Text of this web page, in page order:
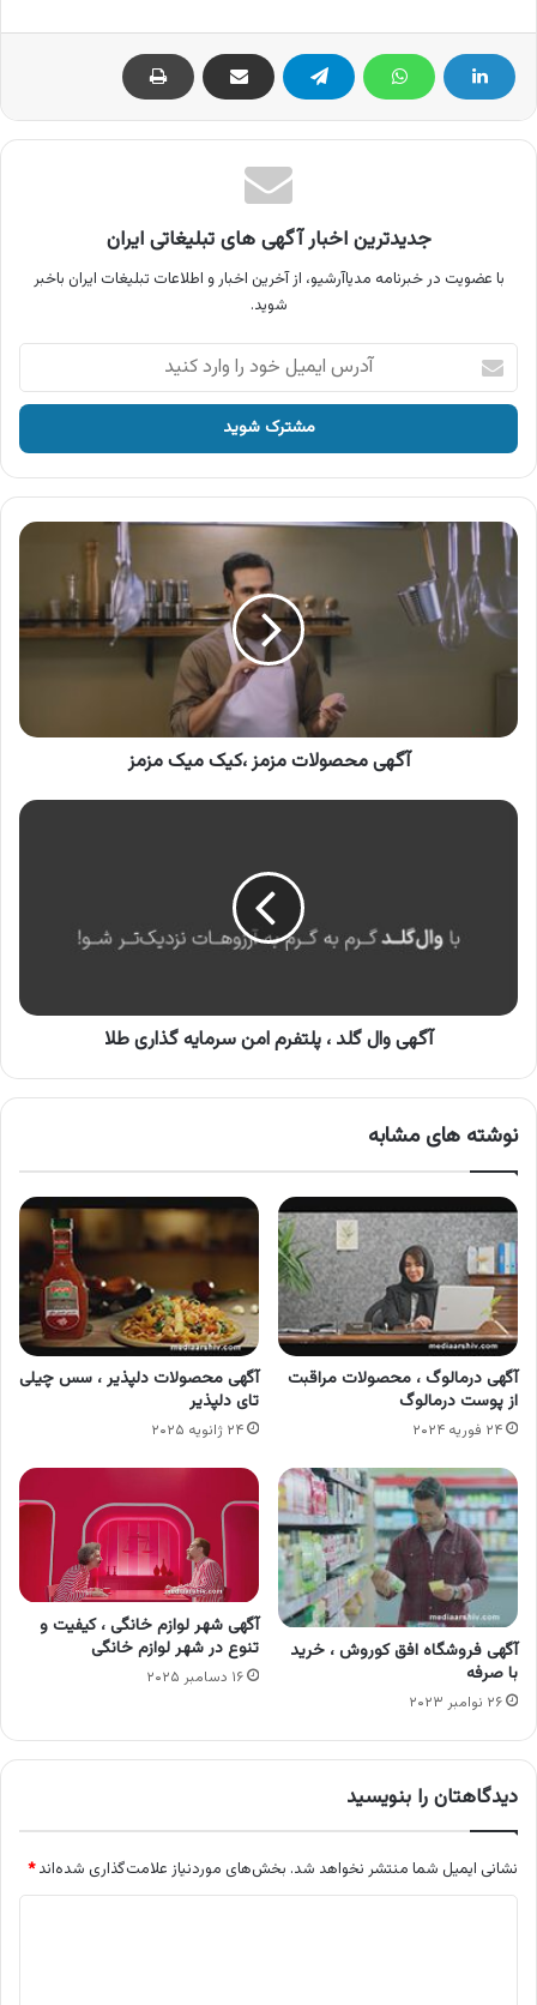
جدیدترین اخبار آگهی های تبلیغاتی ایران
با عضویت در خبرنامه مدیاآرشیو، از آخرین اخبار و اطلاعات تبلیغات ایران باخبر
شوید.
آدرس
ایمیل
خود
وارد
کنید
آگهی
محصولات
مزمز
،کیک
میک
آگهی محصولات مزمز ،کیک میک مزمز
آگهی
طلا
آگهی وال گلد ، پلتفرم امن سرمایه گذاری طلا
نوشته های مشابه
آگهی درمالوگ ، محصولات مراقبت
از پوست درمالوگ
۲۴ فوریه ۲۰۲۴
آگهی محصولات دلپذیر ، سس چیلی
تای دلپذیر
۲۴ ژانویه ۲۰۲۵
آگهی فروشگاه افق کوروش ، خرید
با صرفه
۲۶ نوامبر ۲۰۲۳
آگهی شهر لوازم خانگی ، کیفیت و
تنوع در شهر لوازم خانگی
۱۶ دسامبر ۲۰۲۵
دیدگاهتان را بنویسید
نشانی ایمیل شما منتشر نخواهد شد. بخش‌های موردنیاز علامت‌گذاری شده‌اند*